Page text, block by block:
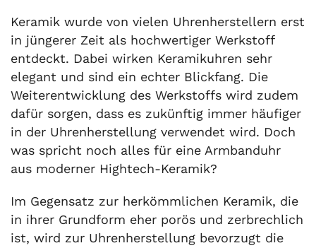
Keramik wurde von vielen Uhrenherstellern erst
in jüngerer Zeit als hochwertiger Werkstoff
entdeckt. Dabei wirken Keramikuhren sehr
elegant und sind ein echter Blickfang. Die
Weiterentwicklung des Werkstoffs wird zudem
dafür sorgen, dass es zukünftig immer häufiger
in der Uhrenherstellung verwendet wird. Doch
was spricht noch alles für eine Armbanduhr
aus moderner Hightech-Keramik?
Im Gegensatz zur herkömmlichen Keramik, die
in ihrer Grundform eher porös und zerbrechlich
ist, wird zur Uhrenherstellung bevorzugt die